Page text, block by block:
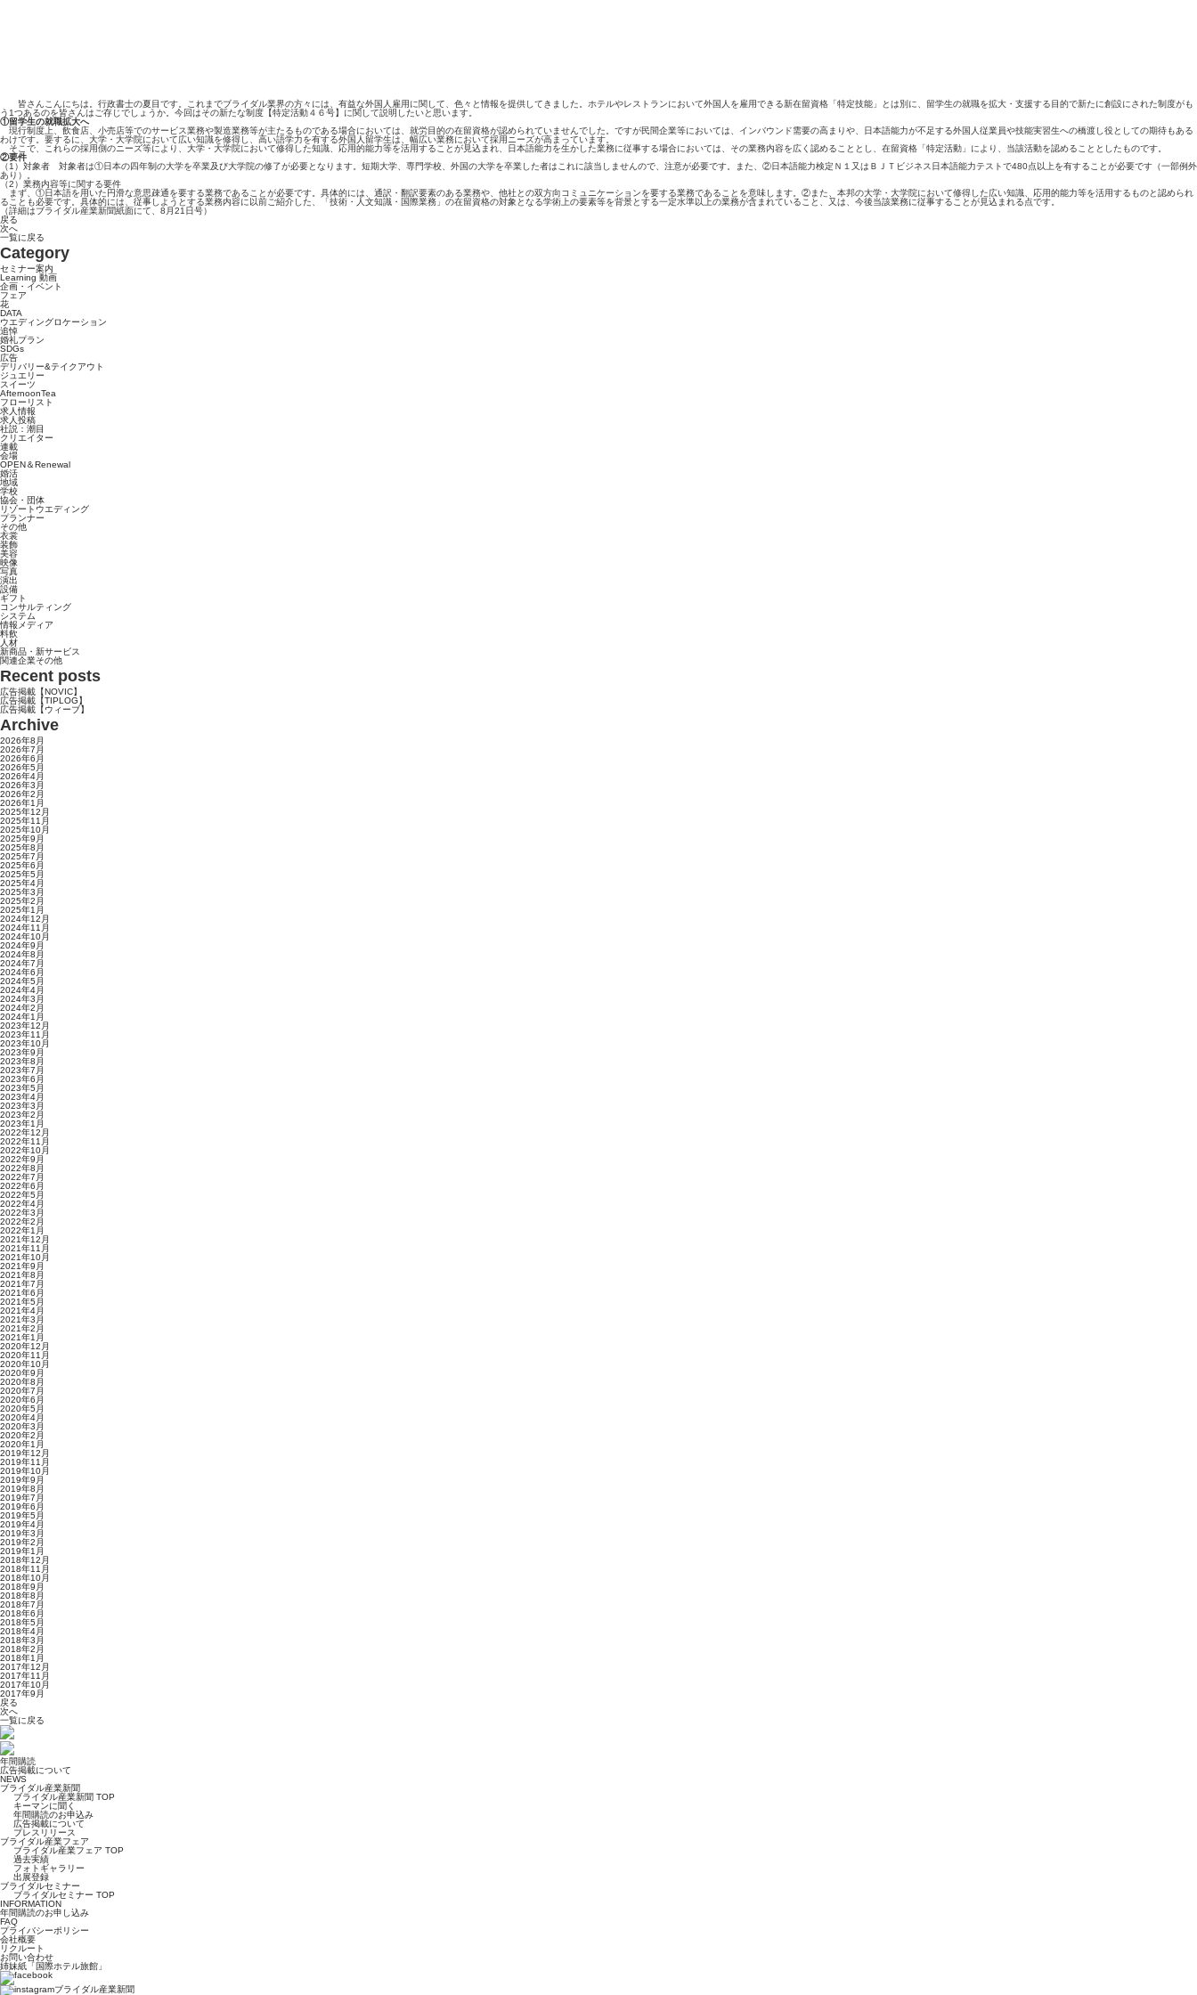
皆さんこんにちは。行政書士の夏目です。これまでブライダル業界の方々には、有益な外国人雇用に関して、色々と情報を提供してきました。ホテルやレストランにおいて外国人を雇用できる新在留資格「特定技能」とは別に、留学生の就職を拡大・支援する目的で新たに創設にされた制度がも
う1つあるのを皆さんはご存じでしょうか。今回はその新たな制度【特定活動４６号】に関して説明したいと思います。
①留学生の就職拡大へ
現行制度上、飲食店、小売店等でのサービス業務や製造業務等が主たるものである場合においては、就労目的の在留資格が認められていませんでした。ですが民間企業等においては、インバウンド需要の高まりや、日本語能力が不足する外国人従業員や技能実習生への橋渡し役としての期待もある
わけです。要するに、大学・大学院において広い知識を修得し、高い語学力を有する外国人留学生は、幅広い業務において採用ニーズが高まっています。
そこで、これらの採用側のニーズ等により、大学・大学院において修得した知識、応用的能力等を活用することが見込まれ、日本語能力を生かした業務に従事する場合においては、その業務内容を広く認めることとし、在留資格「特定活動」により、当該活動を認めることとしたものです。
②要件
（1）対象者 対象者は①日本の四年制の大学を卒業及び大学院の修了が必要となります。短期大学、専門学校、外国の大学を卒業した者はこれに該当しませんので、注意が必要です。また、②日本語能力検定Ｎ１又はＢＪＴビジネス日本語能力テストで480点以上を有することが必要です（一部例外
あり）。
（2）業務内容等に関する要件
まず、①日本語を用いた円滑な意思疎通を要する業務であることが必要です。具体的には、通訳・翻訳要素のある業務や、他社との双方向コミュニケーションを要する業務であることを意味します。②また、本邦の大学・大学院において修得した広い知識、応用的能力等を活用するものと認められ
ることも必要です。具体的には、従事しようとする業務内容に以前ご紹介した、「技術・人文知識・国際業務」の在留資格の対象となる学術上の要素等を背景とする一定水準以上の業務が含まれていること、又は、今後当該業務に従事することが見込まれる点です。
（詳細はブライダル産業新聞紙面にて、8月21日号）
戻る
次へ
一覧に戻る
Category
セミナー案内
Learning 動画
企画・イベント
フェア
花
DATA
ウエディングロケーション
追悼
婚礼プラン
SDGs
広告
デリバリー&テイクアウト
ジュエリー
スイーツ
AfternoonTea
フローリスト
求人情報
求人投稿
社説：潮目
クリエイター
連載
会場
OPEN＆Renewal
婚活
地域
学校
協会・団体
リゾートウエディング
プランナー
その他
衣裳
装飾
美容
映像
写真
演出
設備
ギフト
コンサルティング
システム
情報メディア
料飲
人材
新商品・新サービス
関連企業その他
Recent posts
広告掲載【NOVIC】
広告掲載【TIPLOG】
広告掲載【ウィーブ】
Archive
2026年8月
2026年7月
2026年6月
2026年5月
2026年4月
2026年3月
2026年2月
2026年1月
2025年12月
2025年11月
2025年10月
2025年9月
2025年8月
2025年7月
2025年6月
2025年5月
2025年4月
2025年3月
2025年2月
2025年1月
2024年12月
2024年11月
2024年10月
2024年9月
2024年8月
2024年7月
2024年6月
2024年5月
2024年4月
2024年3月
2024年2月
2024年1月
2023年12月
2023年11月
2023年10月
2023年9月
2023年8月
2023年7月
2023年6月
2023年5月
2023年4月
2023年3月
2023年2月
2023年1月
2022年12月
2022年11月
2022年10月
2022年9月
2022年8月
2022年7月
2022年6月
2022年5月
2022年4月
2022年3月
2022年2月
2022年1月
2021年12月
2021年11月
2021年10月
2021年9月
2021年8月
2021年7月
2021年6月
2021年5月
2021年4月
2021年3月
2021年2月
2021年1月
2020年12月
2020年11月
2020年10月
2020年9月
2020年8月
2020年7月
2020年6月
2020年5月
2020年4月
2020年3月
2020年2月
2020年1月
2019年12月
2019年11月
2019年10月
2019年9月
2019年8月
2019年7月
2019年6月
2019年5月
2019年4月
2019年3月
2019年2月
2019年1月
2018年12月
2018年11月
2018年10月
2018年9月
2018年8月
2018年7月
2018年6月
2018年5月
2018年4月
2018年3月
2018年2月
2018年1月
2017年12月
2017年11月
2017年10月
2017年9月
戻る
次へ
一覧に戻る
年間購読
広告掲載について
NEWS
ブライダル産業新聞
ブライダル産業新聞 TOP
キーマンに聞く
年間購読のお申込み
広告掲載について
プレスリリース
ブライダル産業フェア
ブライダル産業フェア TOP
過去実績
フォトギャラリー
出展登録
ブライダルセミナー
ブライダルセミナー TOP
INFORMATION
年間購読のお申し込み
FAQ
プライバシーポリシー
会社概要
リクルート
お問い合わせ
姉妹紙「国際ホテル旅館」
ブライダル産業新聞